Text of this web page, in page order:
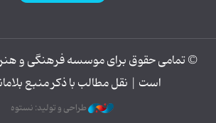
© تمامی حقوق برای موسسه فرهنگی و
است | نقل مطالب با ذکر منبع
طراحی و تولید: نستوه